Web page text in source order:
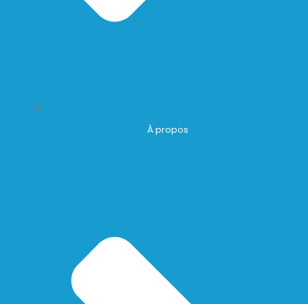
À propos